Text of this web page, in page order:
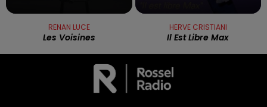
RENAN LUCE
Les Voisines
HERVE CRISTIANI
Il Est Libre Max